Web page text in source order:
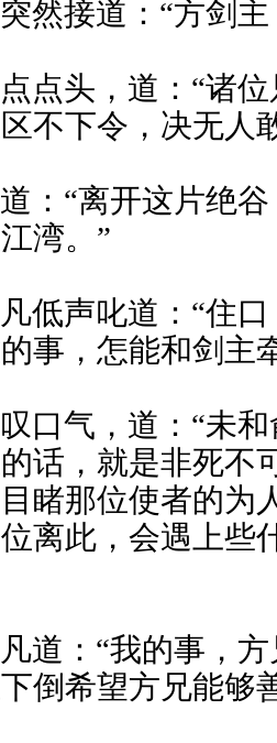
然接道：“方剑主
点头，道：“诸
不下令，决无人
：“离开这片绝
湾。”
低声叱道：“住
事，怎能和剑主
口气，道：“未
话，就是非死不
睹那位使者的为
离此，会遇上些
道：“我的事，
倒希望方兄能够